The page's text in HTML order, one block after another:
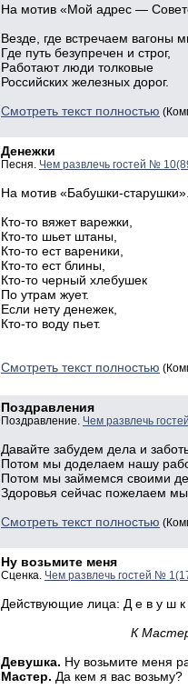
На мотив «Мой адрес —
Везде , где встречаем вагоны
Где путь безупречен и строг,
Работаютлюди толковые
Российских железных дорог.
Смотреть текст полностью
Денежки
Песня. Чем развлечь гостей №
На мотив «Бабушки-
Кто-то вяжет варежки,
Кто-то шьет штаны,
Кто-то ест вареники,
Кто-то ест блины,
Кто-то черный хлебушек
По утрам жует.
Если нету денежек,
Кто-то воду пьет.
Смотреть текст полностью
Поздравления
Поздравление. Чем развлечь
Давайте забудем дела и
Потом мы доделаем нашу
Потом мы займемся своими
Здоровья сейчас пожелаем
Смотреть текст полностью
Ну возьмите меня
Сценка. Чем развлечь гостей №
Действующие лица: Д е в у ш
К
Девушка. Ну возьмите меня
Мастер. Да кем я вас возьму?